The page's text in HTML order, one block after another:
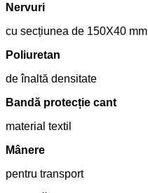
Nervuri
cu secțiunea de 150X40
Poliuretan
de înaltă densitate
Bandă protecție cant
material textil
Mânere
pentru transport